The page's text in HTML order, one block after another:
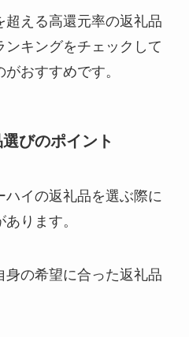
超える高還元率の返礼品
ンキングをチェックして
おすすめです。
びのポイント
イの返礼品を選ぶ際に
ります。
身の希望に合った返礼品